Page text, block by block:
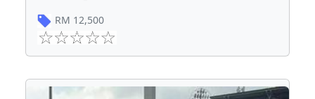
RM 12,500